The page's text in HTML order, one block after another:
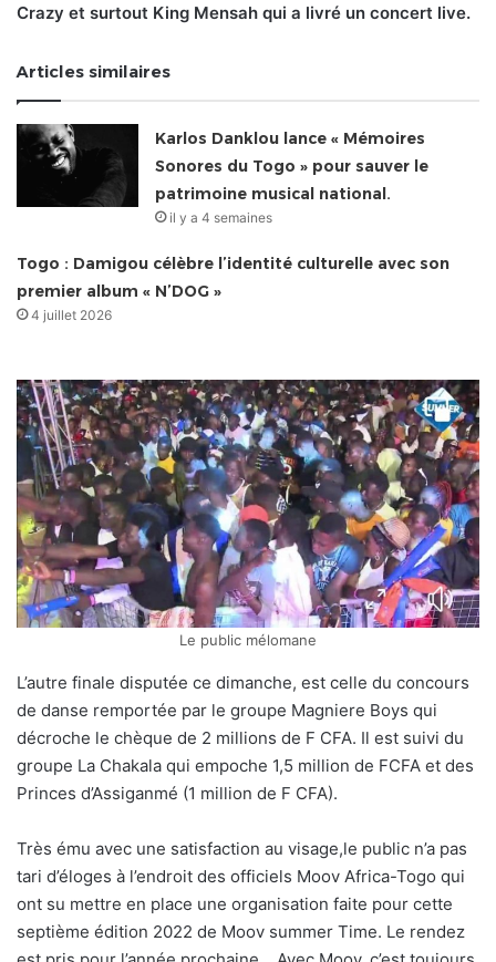
Crazy et surtout King Mensah qui a livré un concert live.
Articles similaires
Karlos Danklou lance « Mémoires
Sonores du Togo » pour sauver le
patrimoine musical national.
il y a 4 semaines
Togo : Damigou célèbre l’identité culturelle avec son
premier album « N’DOG »
4 juillet 2026
Le public mélomane
L’autre finale disputée ce dimanche, est celle du concours
de danse remportée par le groupe Magniere Boys qui
décroche le chèque de 2 millions de F CFA. Il est suivi du
groupe La Chakala qui empoche 1,5 million de FCFA et des
Princes d’Assiganmé (1 million de F CFA).
Très ému avec une satisfaction au visage,le public n’a pas
tari d’éloges à l’endroit des officiels Moov Africa-Togo qui
ont su mettre en place une organisation faite pour cette
septième édition 2022 de Moov summer Time. Le rendez